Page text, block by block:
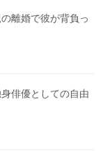
離婚で彼が背負っ
俳優としての自由